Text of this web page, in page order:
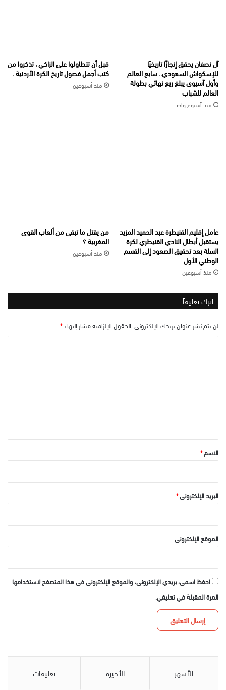
آل نصفان يحقق إنجازًا تاريخيًا
للإسكواش السعودي.. سابع العالم
وأول آسيوي يبلغ ربع نهائي بطولة
العالم للشباب
منذ أسبوع واحد
قبل أن تتطاولوا على الزاكي ، تذكروا من
كتب أجمل فصول تاريخ الكرة الأردنية .
منذ أسبوعين
عامل إقليم القنيطرة عبد الحميد المزيد
يستقبل أبطال النادي القنيطري لكرة
السلة بعد تحقيق الصعود إلى القسم
الوطني الأول
منذ أسبوعين
من يقتل ما تبقى من ألعاب القوى
المغربية ؟
منذ أسبوعين
اترك تعليقاً
لن يتم نشر عنوان بريدك الإلكتروني. الحقول الإلزامية مشار إليها بـ*
*الاسم*
البريد الإلكتروني*
الموقع الإلكتروني
احفظ اسمي، بريدي الإلكتروني، والموقع الإلكتروني في هذا المتصفح لاستخدامها
المرة المقبلة في تعليقي.
الأشهر الأخيرة تعليقات